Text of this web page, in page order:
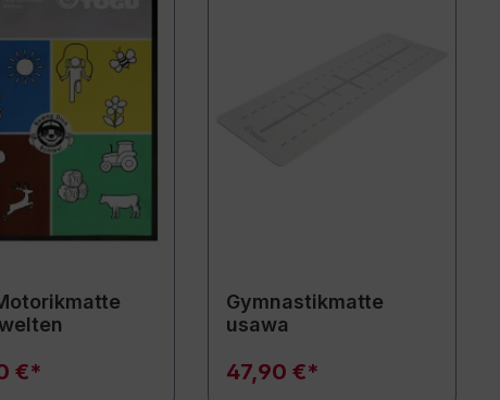
€*
Gymnastikmatte
usawa
47,90 €*